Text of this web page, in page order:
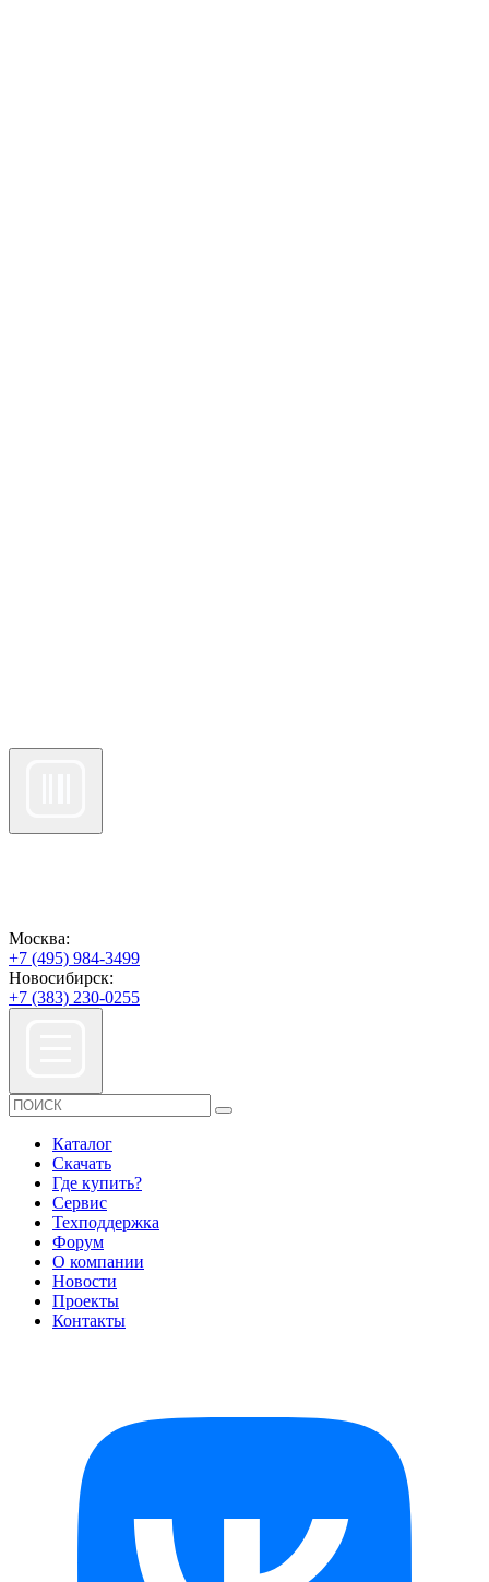
Москва:
+7 (495) 984-3499
Новосибирск:
+7 (383) 230-0255
Каталог
Скачать
Где купить?
Сервис
Техподдержка
Форум
О компании
Новости
Проекты
Контакты